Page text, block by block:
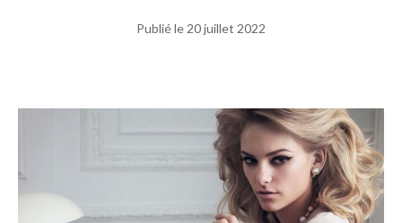
Publié le 20 juillet 2022